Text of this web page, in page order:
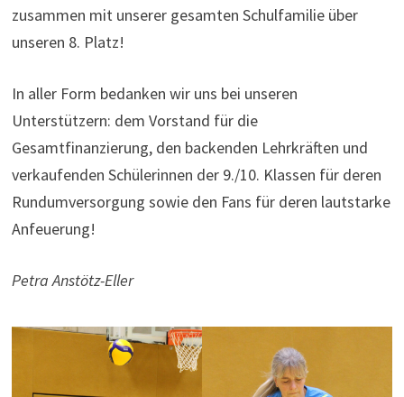
zusammen mit unserer gesamten Schulfamilie über
unseren 8. Platz!
In aller Form bedanken wir uns bei unseren
Unterstützern: dem Vorstand für die
Gesamtfinanzierung, den backenden Lehrkräften und
verkaufenden Schülerinnen der 9./10. Klassen für deren
Rundumversorgung sowie den Fans für deren lautstarke
Anfeuerung!
Petra Anstötz-Eller